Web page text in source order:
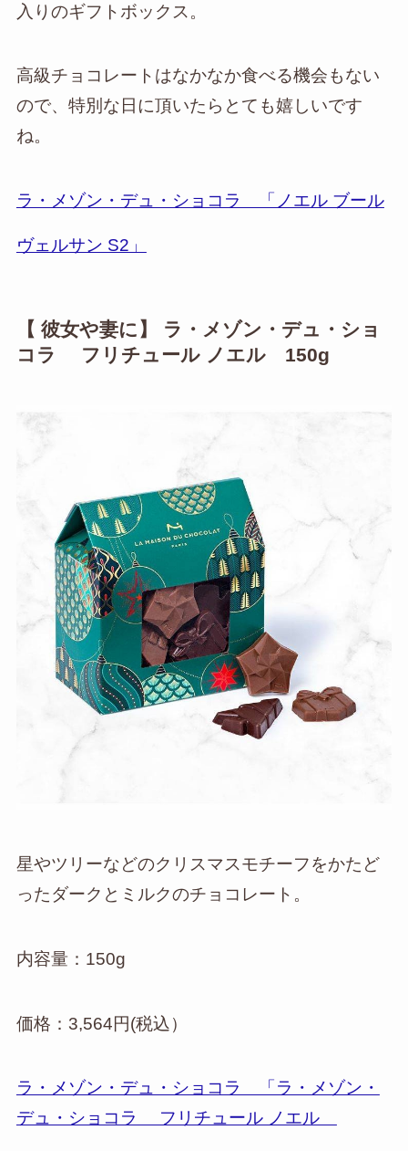
入りのギフトボックス。
高級チョコレートはなかなか食べる機会もない
ので、特別な日に頂いたらとても嬉しいです
ね。
ラ・メゾン・デュ・ショコラ 「ノエル ブール
ヴェルサン S2」
【 彼女や妻に】 ラ・メゾン・デュ・ショ
コラ フリチュール ノエル 150g
星やツリーなどのクリスマスモチーフをかたど
ったダークとミルクのチョコレート。
内容量：150g
価格：3,564円(税込）
ラ・メゾン・デュ・ショコラ 「ラ・メゾン・
デュ・ショコラ フリチュール ノエル